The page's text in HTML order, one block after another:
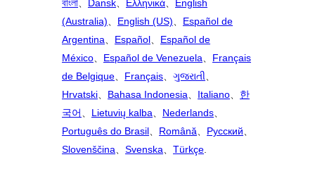
বাংলা、 Dansk、 Ελληνικά、
English
(Australia)、 English (US)、 Español de
Argentina、 Español、 Español de
México、 Español de Venezuela、 Français
de Belgique、 Français、 ગુજરાતી、
Hrvatski、 Bahasa Indonesia、 Italiano、 한
국어、 Lietuvių kalba、 Nederlands、
Português do Brasil、 Română、 Русский、
Slovenščina、 Svenska、 Türkçe.